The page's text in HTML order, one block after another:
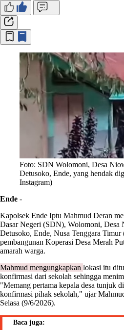
Foto: SDN Wolomoni, Desa
Detusoko, Ende, yang hendak
Instagram)
Ende -
Kapolsek Ende Iptu Mahmud Deran
Dasar Negeri (SDN), Wolomoni, Desa
Detusoko, Ende, Nusa Tenggara
pembangunan Koperasi Desa Merah
amarah warga.
Mahmud mengungkapkan lokasi itu
konfirmasi dari sekolah sehingga
"Memang pertama kepala desa tunjuk
konfirmasi pihak sekolah," ujar
Selasa (9/6/2026).
Baca juga: